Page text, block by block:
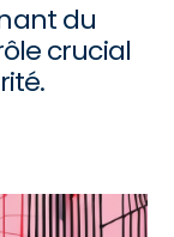
du
crucial